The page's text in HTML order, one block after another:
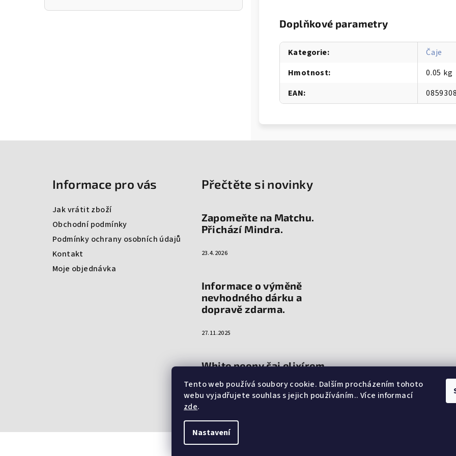
Tento web používá soubory cookie. Dalším procházením tohoto
webu vyjadřujete souhlas s jejich používáním.. Více informací
zde.
Nastavení
Doplňkové parametry
Kategorie:
Čaje
Hmotnost:
0.05 kg
EAN:
Informace pro vás
Jak vrátit zboží
Obchodní podmínky
Podmínky ochrany osobních údajů
Kontakt
Moje objednávka
Přečtěte si novinky
Zapomeňte na Matchu.
Přichází Mindra.
23.4.2026
Informace o výměně
nevhodného dárku a
dopravě zdarma.
27.11.2025
White peony čaj elixírem
4.9.2025